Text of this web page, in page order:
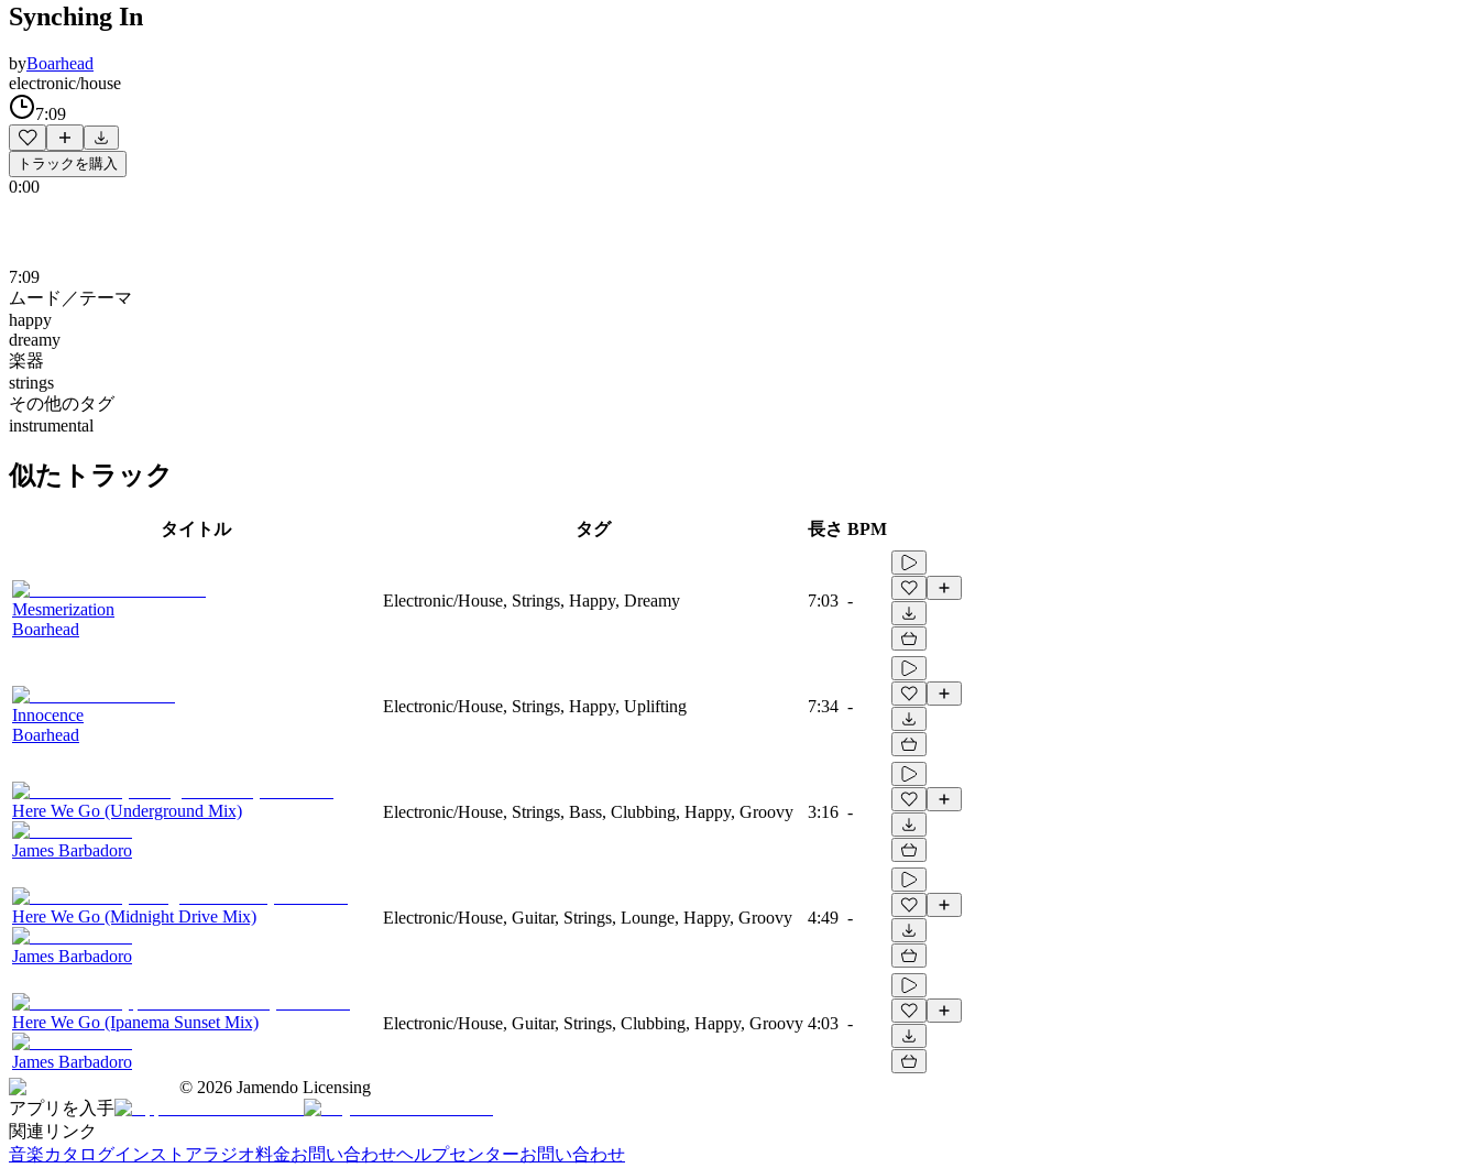
Synching In
byBoarhead
electronic/house
7:09
トラックを購入
0:00
7:09
ムード／テーマ
happy
dreamy
楽器
strings
その他のタグ
instrumental
似たトラック
タイトル タグ 長さ BPM
Mesmerization
Boarhead
Electronic/House, Strings, Happy, Dreamy 7:03 -
Innocence
Boarhead
Electronic/House, Strings, Happy, Uplifting 7:34 -
Here We Go (Underground Mix)
James Barbadoro
Electronic/House, Strings, Bass, Clubbing, Happy, Groovy 3:16 -
Here We Go (Midnight Drive Mix)
James Barbadoro
Electronic/House, Guitar, Strings, Lounge, Happy, Groovy 4:49 -
Here We Go (Ipanema Sunset Mix)
James Barbadoro
Electronic/House, Guitar, Strings, Clubbing, Happy, Groovy 4:03 -
© 2026 Jamendo Licensing
アプリを入手
関連リンク
音楽カタログインストアラジオ料金お問い合わせヘルプセンターお問い合わせ